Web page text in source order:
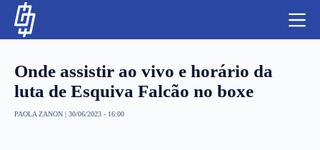
Onde assistir ao vivo e horário da
luta de Esquiva Falcão no boxe
PAOLA ZANON | 30/06/2023 - 16:00